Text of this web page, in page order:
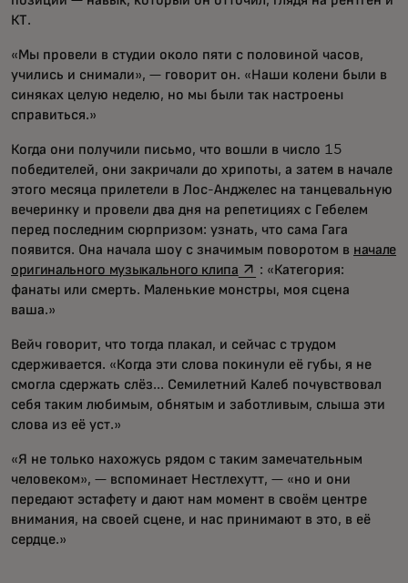
КТ.
«Мы провели в студии около пяти с половиной часов,
учились и снимали», — говорит он. «Наши колени были в
синяках целую неделю, но мы были так настроены
справиться.»
Когда они получили письмо, что вошли в число 15
победителей, они закричали до хрипоты, а затем в начале
этого месяца прилетели в Лос-Анджелес на танцевальную
вечеринку и провели два дня на репетициях с Гебелем
перед последним сюрпризом: узнать, что сама Гага
появится. Она начала шоу с значимым поворотом в начале
оригинального музыкального клипаopens in a new tab
: «Категория:
фанаты или смерть. Маленькие монстры, моя сцена
ваша.»
Вейч говорит, что тогда плакал, и сейчас с трудом
сдерживается. «Когда эти слова покинули её губы, я не
смогла сдержать слёз... Семилетний Калеб почувствовал
себя таким любимым, обнятым и заботливым, слыша эти
слова из её уст.»
«Я не только нахожусь рядом с таким замечательным
человеком», — вспоминает Нестлехутт, — «но и они
передают эстафету и дают нам момент в своём центре
внимания, на своей сцене, и нас принимают в это, в её
сердце.»